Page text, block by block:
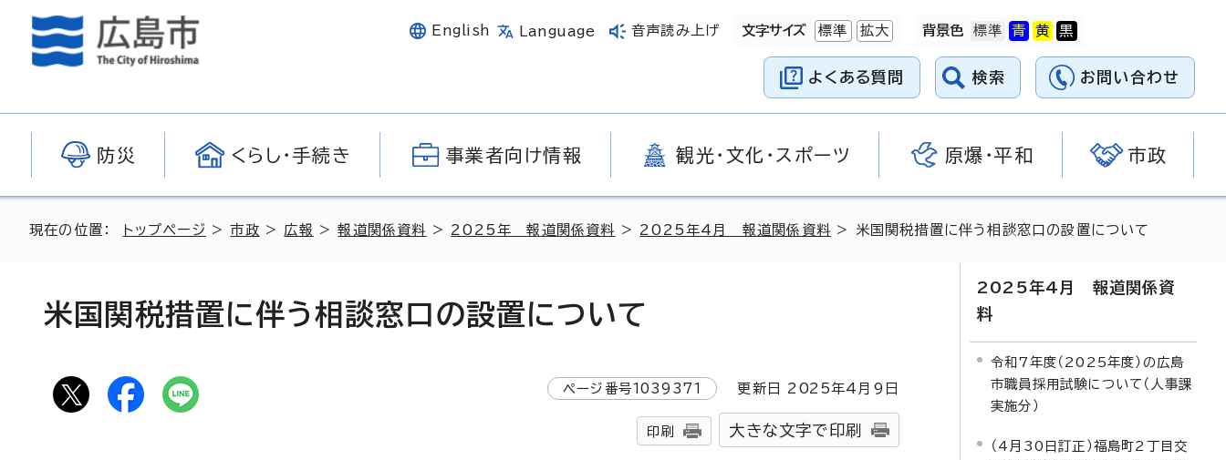
English Language 音声読み上げ 文字サイズ 標準 拡大 背景色
よくある質問 検索 お問い合わせ
防災 くらし・手続き 事業者向け情報 観光・文化・スポーツ 原爆・平和 市政
現在の位置： トップページ >市政 > 広報 >報道関係資料 > 2025年 報道関係資料 > 2025年4月 報道関係資料 > 米国関税措置に伴う相談窓口の設置について
米国関税措置に伴う相談窓口の設置について
ページ番号1039371 更新日 2025年4月9日
印刷 大きな文字で印刷
2025年4月 報道関係資
料
令和7年度（2025年度）の広島
市職員採用試験について（人事課
実施分）
（4月30日訂正）福島町2丁目交